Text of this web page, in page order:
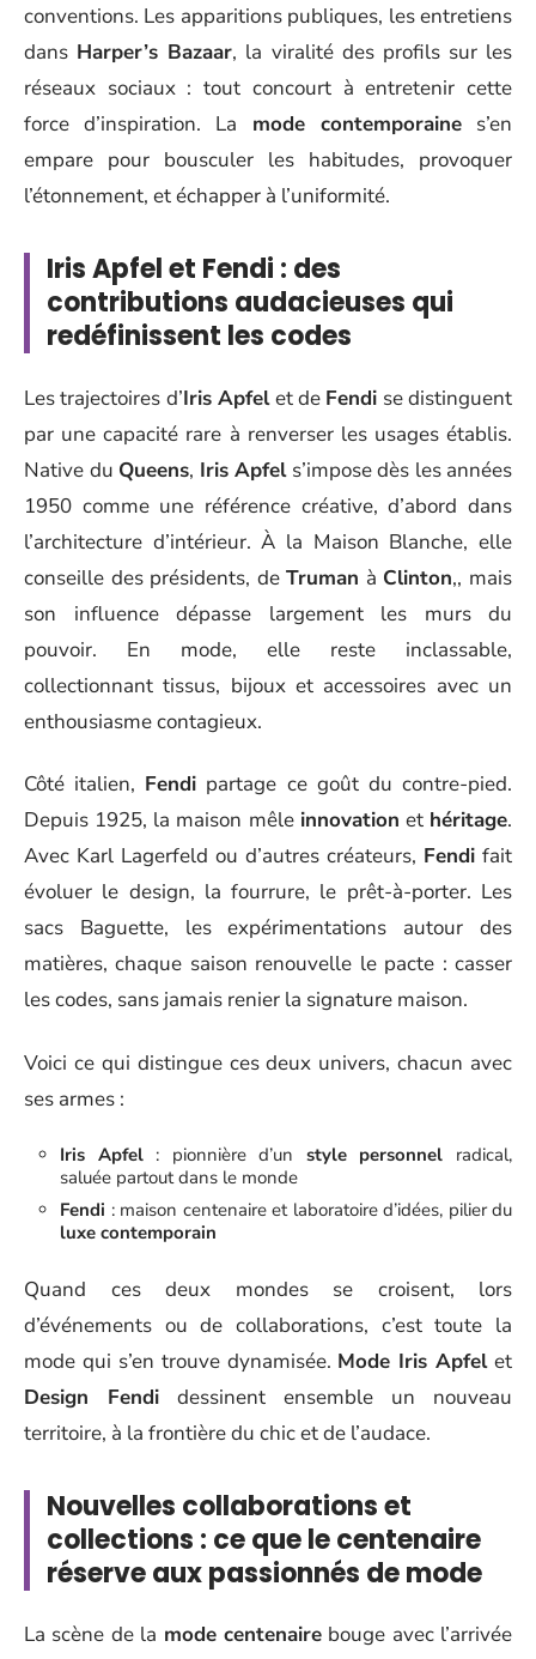
conventions. Les apparitions publiques, les entretiens
dans Harper’s Bazaar, la viralité des profils sur les
réseaux sociaux : tout concourt à entretenir cette
force d’inspiration. La mode contemporaines’en
empare pour bousculer les habitudes, provoquer
l’étonnement, et échapper à l’uniformité.
Iris Apfel et Fendi : des
contributions audacieuses qui
redéfinissent les codes
Les trajectoires d’Iris Apfelet de Fendi se distinguent
par une capacité rare à renverser les usages établis.
Native du Queens, Iris Apfels’impose dès les années
1950 comme une référence créative, d’abord dans
l’architecture d’intérieur. À la Maison Blanche, elle
conseille des présidents, deTruman à Clinton,, mais
son influence dépasse largement les murs du
pouvoir. En mode, elle reste inclassable,
collectionnant tissus, bijoux et accessoires avec un
enthousiasme contagieux.
Côté italien, Fendi partage ce goût du contre-pied.
Depuis 1925, la maison mêle innovation et héritage.
Avec Karl Lagerfeld ou d’autres créateurs, Fendi fait
évoluer le design, la fourrure, le prêt-à-porter. Les
sacs Baguette, les expérimentations autour des
matières, chaque saison renouvelle le pacte : casser
les codes, sans jamais renier la signature maison.
Voici ce qui distingue ces deux univers, chacun avec
ses armes :
Iris Apfel: pionnière d’un style personnel radical,
saluée partout dans le monde
Fendi : maison centenaire et laboratoire d’idées, pilier du
luxe contemporain
Quand ces deux mondes se croisent, lors
d’événements ou de collaborations, c’est toute la
mode qui s’en trouve dynamisée. Mode Iris Apfelet
Design Fendi dessinent ensemble un nouveau
territoire, à la frontière du chic et de l’audace.
Nouvelles collaborations et
collections : ce que le centenaire
réserve aux passionnés de mode
La scène de la mode centenairebouge avec l’arrivée